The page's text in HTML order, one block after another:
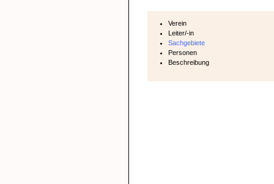
Verein
Leiter/-in
Sachgebiete
Personen
Beschreibung